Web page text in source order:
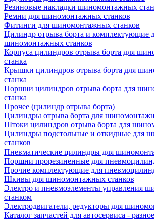
Резиновые накладки шиномонтажных
Ремни для шиномонтажных станков
Фитинги для шиномонтажных станков
Цилиндр отрыва борта и комплектующие
шиномонтажных станков
Корпуса цилиндров отрыва борта для
станка
Крышки цилиндров отрыва борта для
станка
Поршни цилиндров отрыва борта для
станка
Прочее (цилиндр отрыва борта)
Цилиндры отрыва борта для
Штоки цилиндров отрыва борта для
Цилиндры подстольные и откидные для
станков
Пневматические цилиндры для
Поршни прорезиненные для
Прочие комплектующие для
Шкивы для шиномонтажных станков
Электро и пневмоэлементы управления
станком
Электродвигатели, редукторы для
Каталог запчастей для автосервиса - разное